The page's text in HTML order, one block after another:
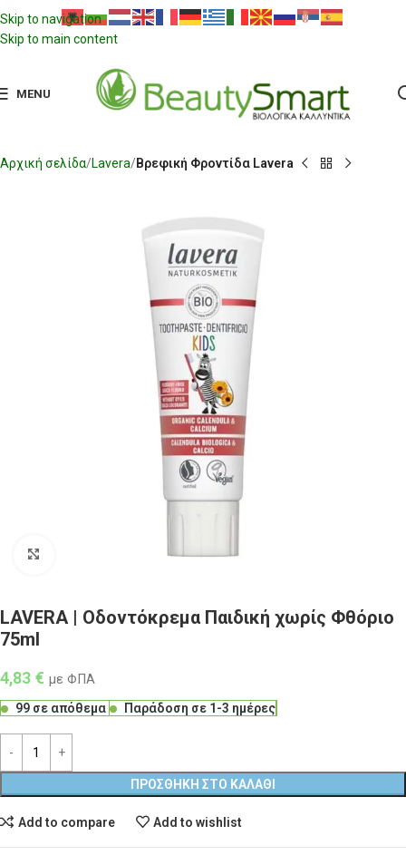
Skip to navigation
Skip to main content
MENU
Αρχική σελίδα Lavera Βρεφική Φροντίδα Lavera
LAVERA | Οδοντόκρεμα Παιδική χωρίς Φθόριο
75ml
4,83 € με ΦΠΑ
99 σε απόθεμα Παράδοση σε 1-3 ημέρες
ΠΡΟΣΘΉΚΗ ΣΤΟ ΚΑΛΆΘΙ
Add to compare Add to wishlist